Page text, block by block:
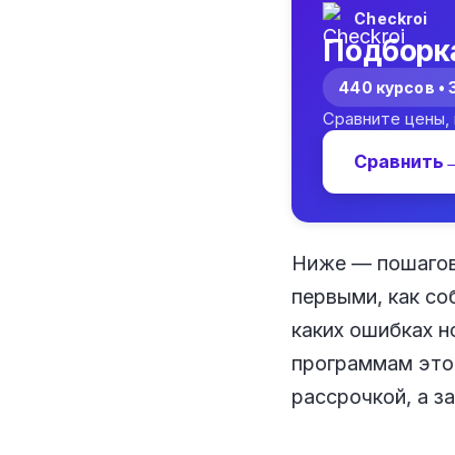
Checkroi
440 курсов •
Сравните
Сравнить
Ниже —
первыми, как
каких ошибках
программам это
рассрочкой, а